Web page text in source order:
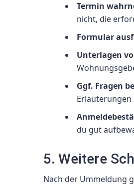
Termin
nicht, die
Formular
Unterlagen
Ggf. Fragen
du gut
5. Weitere
Nach der Ummeldung